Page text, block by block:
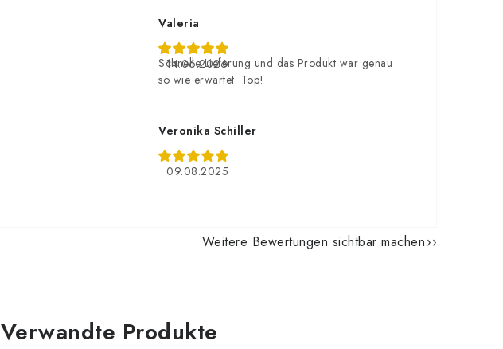
Valeria
14.06.2026
Schnelle Lieferung und das Produkt war genau
so wie erwartet. Top!
Veronika Schiller
09.08.2025
Weitere Bewertungen sichtbar machen
Verwandte Produkte